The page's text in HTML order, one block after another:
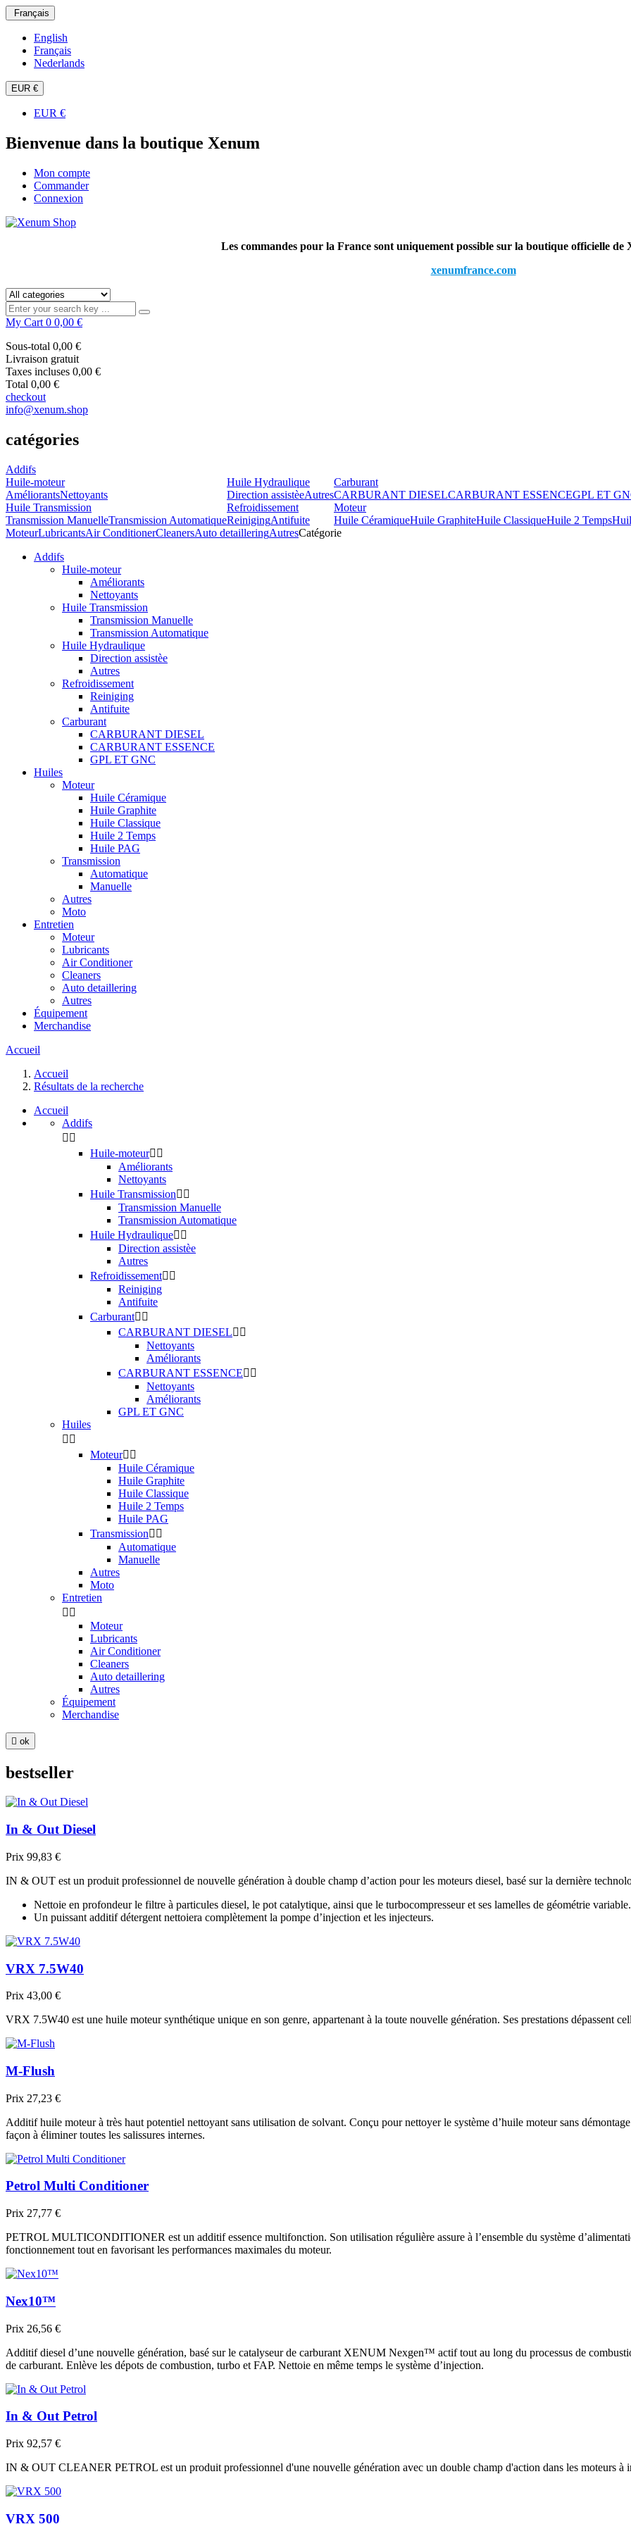
Français
English
Français
Nederlands
EUR €
EUR €
Bienvenue dans la boutique Xenum
Mon compte
Commander
Connexion
Les commandes pour la France sont uniquement possible sur la boutique officielle
xenumfrance.com
My Cart 0 0,00 €
Sous-total 0,00 €
Livraison gratuit
Taxes incluses 0,00 €
Total 0,00 €
checkout
info@xenum.shop
catégories
Addifs
Huile-moteur
AméliorantsNettoyants
Huile Transmission
Transmission ManuelleTransmission Automatique
Huile Hydraulique
Direction assistèeAutres
Refroidissement
ReinigingAntifuite
Carburant
CARBURANT DIESELCARBURANT ESSENCEGPL ET
Moteur
Huile CéramiqueHuile GraphiteHuile ClassiqueHuile 2 Temps
MoteurLubricantsAir ConditionerCleanersAuto detailleringAutresCatégorie
Addifs
Huile-moteur
Améliorants
Nettoyants
Huile Transmission
Transmission Manuelle
Transmission Automatique
Huile Hydraulique
Direction assistèe
Autres
Refroidissement
Reiniging
Antifuite
Carburant
CARBURANT DIESEL
CARBURANT ESSENCE
GPL ET GNC
Huiles
Moteur
Huile Céramique
Huile Graphite
Huile Classique
Huile 2 Temps
Huile PAG
Transmission
Automatique
Manuelle
Autres
Moto
Entretien
Moteur
Lubricants
Air Conditioner
Cleaners
Auto detaillering
Autres
Équipement
Merchandise
Accueil
Accueil
Résultats de la recherche
Accueil
Addifs
 
Huile-moteur 
Améliorants
Nettoyants
Huile Transmission 
Transmission Manuelle
Transmission Automatique
Huile Hydraulique 
Direction assistèe
Autres
Refroidissement 
Reiniging
Antifuite
Carburant 
CARBURANT DIESEL 
Nettoyants
Améliorants
CARBURANT ESSENCE 
Nettoyants
Améliorants
GPL ET GNC
Huiles
 
Moteur 
Huile Céramique
Huile Graphite
Huile Classique
Huile 2 Temps
Huile PAG
Transmission 
Automatique
Manuelle
Autres
Moto
Entretien
 
Moteur
Lubricants
Air Conditioner
Cleaners
Auto detaillering
Autres
Équipement
Merchandise
 ok
bestseller
In & Out Diesel
Prix 99,83 €
IN & OUT est un produit professionnel de nouvelle génération à double champ d’action pour les moteurs diesel, basé sur la dernière
Nettoie en profondeur le filtre à particules diesel, le pot catalytique, ainsi que le turbocompresseur et ses lamelles de géométrie variable.
Un puissant additif détergent nettoiera complètement la pompe d’injection et les injecteurs.
VRX 7.5W40
Prix 43,00 €
VRX 7.5W40 est une huile moteur synthétique unique en son genre, appartenant à la toute nouvelle génération. Ses prestations dépassent
M-Flush
Prix 27,23 €
Additif huile moteur à très haut potentiel nettoyant sans utilisation de solvant. Conçu pour nettoyer le système d’huile moteur sans
façon à éliminer toutes les salissures internes.
Petrol Multi Conditioner
Prix 27,77 €
PETROL MULTICONDITIONER est un additif essence multifonction. Son utilisation régulière assure à l’ensemble du système
fonctionnement tout en favorisant les performances maximales du moteur.
Nex10™
Prix 26,56 €
Additif diesel d’une nouvelle génération, basé sur le catalyseur de carburant XENUM Nexgen™ actif tout au long du processus de
de carburant. Enlève les dépots de combustion, turbo et FAP. Nettoie en même temps le système d’injection.
In & Out Petrol
Prix 92,57 €
IN & OUT CLEANER PETROL est un produit professionnel d'une nouvelle génération avec un double champ d'action dans les moteurs
VRX 500